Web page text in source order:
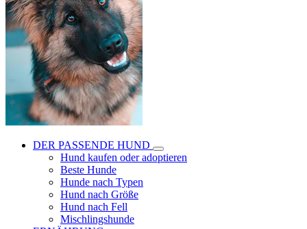
DER PASSENDE HUND
Hund kaufen oder adoptieren
Beste Hunde
Hunde nach Typen
Hund nach Größe
Hund nach Fell
Mischlingshunde